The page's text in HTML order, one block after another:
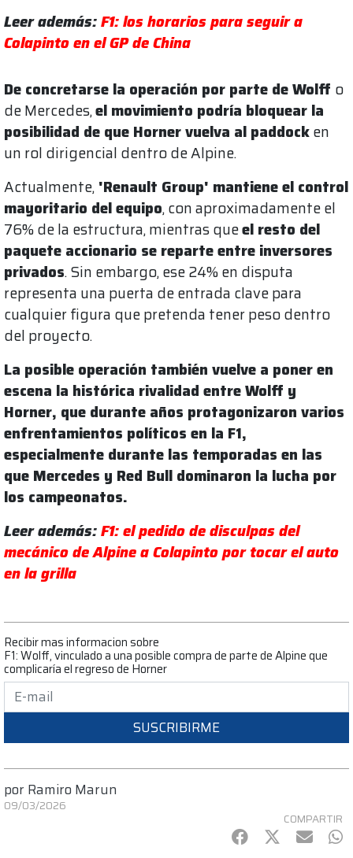
Leer además:F1: los horarios para seguir a
Colapinto en el GP de China
De concretarse la operación por parte de Wolff o
de Mercedes,el movimiento podría bloquear la
posibilidad de que Horner vuelva al paddocken
un rol dirigencial dentro de Alpine.
Actualmente, 'Renault Group' mantiene el control
mayoritario del equipo, con aproximadamente el
76% de la estructura, mientras queel resto del
paquete accionario se reparte entre inversores
privados. Sin embargo, ese 24% en disputa
representa una puerta de entrada clave para
cualquier figura que pretenda tener peso dentro
del proyecto.
La posible operación también vuelve a poner en
escena la histórica rivalidad entre Wolff y
Horner, que durante años protagonizaron varios
enfrentamientos políticos en la F1,
especialmente durante las temporadas en las
que Mercedes y Red Bull dominaron la lucha por
los campeonatos.
Leer además:F1: el pedido de disculpas del
mecánico de Alpine a Colapinto por tocar el auto
en la grilla
Recibir mas informacion sobre
F1: Wolff, vinculado a una posible compra de parte de Alpine que
complicaría el regreso de Horner
SUSCRIBIRME
por Ramiro Marun
09/03/2026
COMPARTIR
Facebook
Twitter
mail